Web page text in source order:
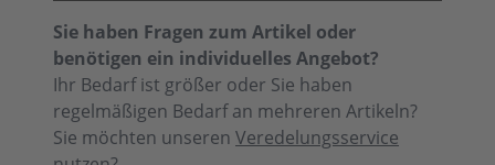
Sie haben Fragen zum Artikel oder
benötigen ein individuelles Angebot?
Ihr Bedarf ist größer oder Sie haben
regelmäßigen Bedarf an mehreren Artikeln?
Sie möchten unseren Veredelungsservice